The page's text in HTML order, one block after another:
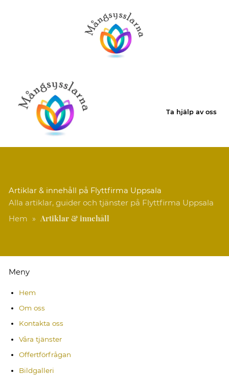
Ta hjälp av oss
Artiklar & innehåll på Flyttfirma Uppsala
Alla artiklar, guider och tjänster på Flyttfirma Uppsala
Hem » Artiklar & innehåll
Meny
Hem
Om oss
Kontakta oss
Våra tjänster
Offertförfrågan
Bildgalleri